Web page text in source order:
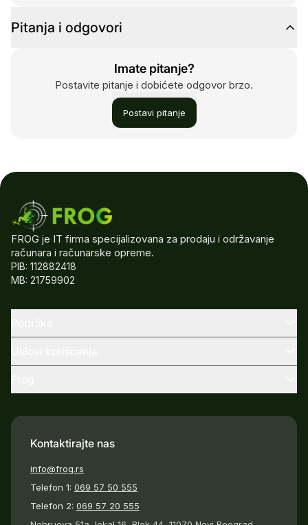
Pitanja i odgovori
Imate pitanje?
Postavite pitanje i dobićete odgovor brzo.
Postavi pitanje
FROG je IT firma specijalizovana za prodaju i održavanje
računara i računarske opreme.
PIB: 112882418
MB: 21759902
Kontaktirajte nas
info@frog.rs
Telefon 1: 069 57 50 555
Telefon 2: 069 57 20 555